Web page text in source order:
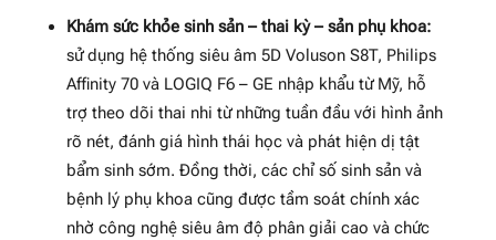
Khám sức khỏe sinh sản – thai kỳ – sản phụ khoa:
sử dụng hệ thống siêu âm 5D Voluson S8T, Philips
Affinity 70 và LOGIQ F6 – GE nhập khẩu từ Mỹ, hỗ
trợ theo dõi thai nhi từ những tuần đầu với hình ảnh
rõ nét, đánh giá hình thái học và phát hiện dị tật
bẩm sinh sớm. Đồng thời, các chỉ số sinh sản và
bệnh lý phụ khoa cũng được tầm soát chính xác
nhờ công nghệ siêu âm độ phân giải cao và chức